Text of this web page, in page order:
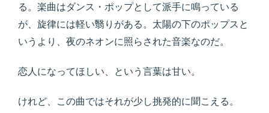
る。楽曲はダンス・ポップとして派手に鳴っている
が、旋律には軽い翳りがある。太陽の下のポップスと
いうより、夜のネオンに照らされた音楽なのだ。
恋人になってほしい、という言葉は甘い。
けれど、この曲ではそれが少し挑発的に聞こえる。